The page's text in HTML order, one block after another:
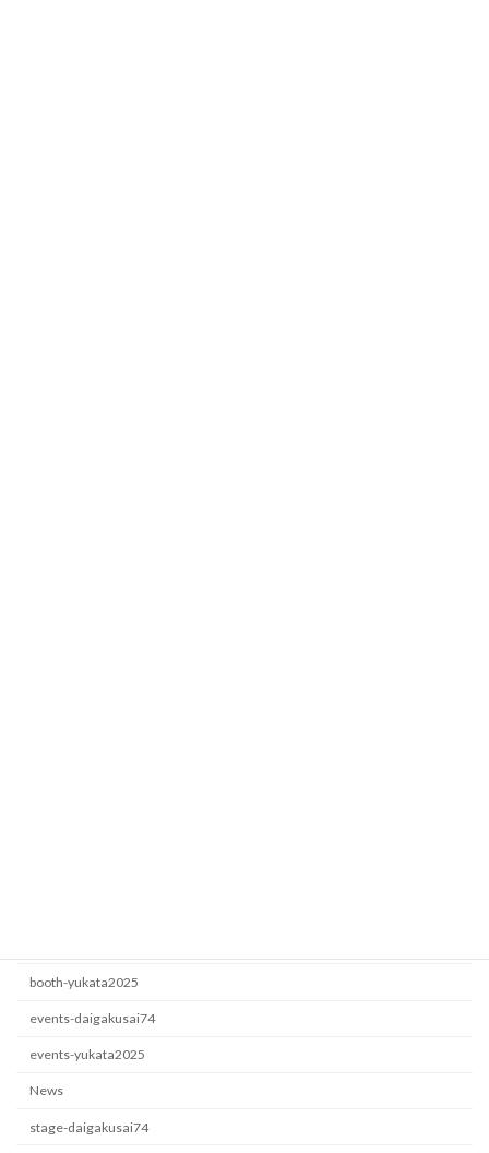
booth-yukata2025
events-daigakusai74
events-yukata2025
News
stage-daigakusai74